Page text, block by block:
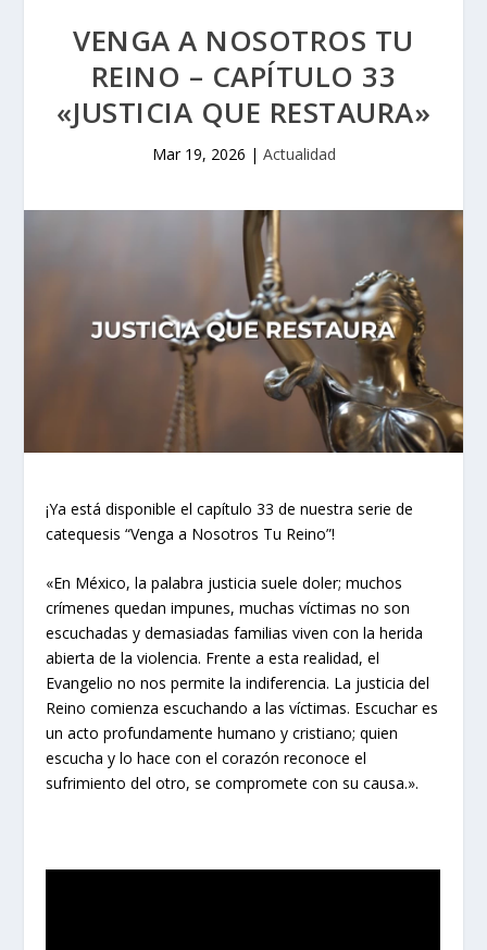
VENGA A NOSOTROS TU
REINO – CAPÍTULO 33
«JUSTICIA QUE RESTAURA»
Mar 19, 2026 | Actualidad
¡Ya está disponible el capítulo 33 de nuestra serie de
catequesis “Venga a Nosotros Tu Reino”!
«En México, la palabra justicia suele doler; muchos
crímenes quedan impunes, muchas víctimas no son
escuchadas y demasiadas familias viven con la herida
abierta de la violencia. Frente a esta realidad, el
Evangelio no nos permite la indiferencia. La justicia del
Reino comienza escuchando a las víctimas. Escuchar es
un acto profundamente humano y cristiano; quien
escucha y lo hace con el corazón reconoce el
sufrimiento del otro, se compromete con su causa.».